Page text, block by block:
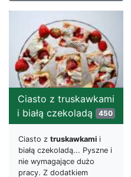
Ciasto z truskawkami
i białą czekoladą
450
Ciasto z truskawkami i
białą czekoladą... Pyszne i
nie wymagające dużo
pracy. Z dodatkiem